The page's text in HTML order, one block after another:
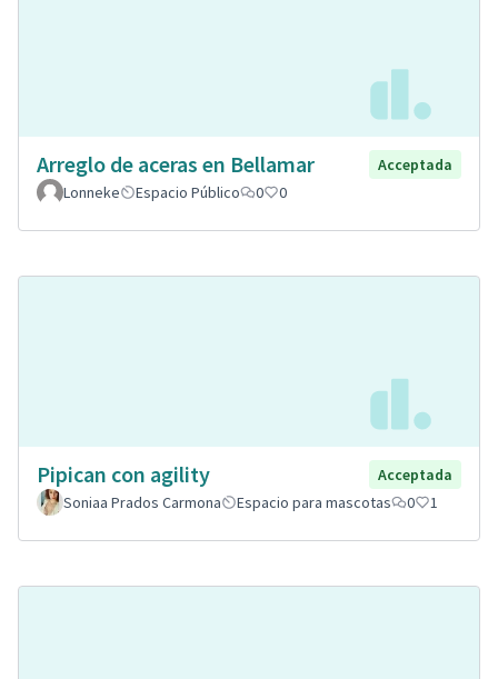
Arreglo de aceras en Bellamar
Acceptada
Lonneke
Espacio Público 0 0
Pipican con agility
Acceptada
Soniaa Prados Carmona
Espacio para mascotas 0 1